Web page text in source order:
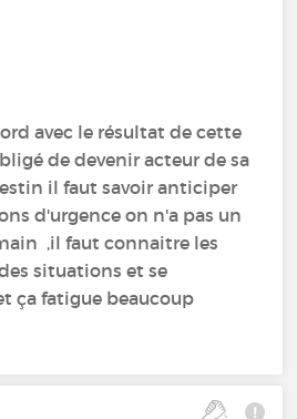
avec le résultat de cette
de devenir acteur de sa
il faut savoir anticiper
d'urgence on n'a pas un
,il faut connaitre les
situations et se
ça fatigue beaucoup